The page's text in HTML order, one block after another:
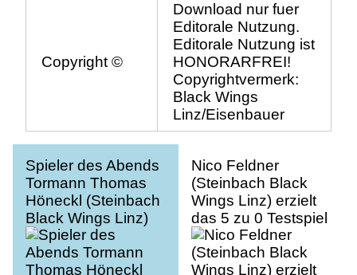
Copyright ©
Download nur fuer
Editorale Nutzung.
Editorale Nutzung ist
HONORARFREI!
Copyrightvermerk:
Black Wings
Linz/Eisenbauer
Spieler des Abends
Tormann Thomas
Höneckl (Steinbach
Black Wings Linz)
Testspiel Steinbach
Black Wings Linz vs
EC Bad Nauheim,
Nico Feldner
(Steinbach Black
Wings Linz) erzielt
das 5 zu 0 Testspiel
Steinbach Black
Wings Linz vs EC
Bad Nauheim, Linz